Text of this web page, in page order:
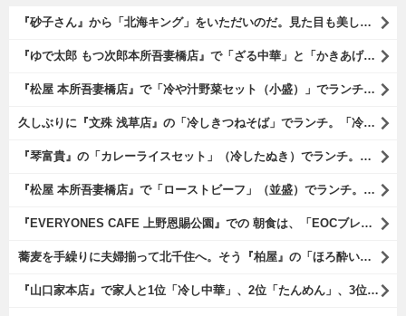
『砂子さん』から「北海キング」をいただいのだ。見た目も美しいオレンジ色の果肉。 その果肉にスプーンを入れるとしっかりとした果実が丸々とすくえるのである。 一口食べれば、それはそれはうまいに決まっているのである（笑）。（砂子さんからの贈与：ないえメロン生産組合：JA新すながわ：空知郡奈井江町）
『ゆで太郎 もつ次郎本所吾妻橋店』で「ざる中華」と「かきあげ」を食べた。これを「かきあげざる中華」と呼んでいいのだろうか。まあ、呼び方はどうあれ、勿論、うまいのだからいいのだよ（笑）。（ゆで太郎 もつ次郎本所吾妻橋店：墨田区吾妻橋3丁目）
『松屋 本所吾妻橋店』で「冷や汁野菜セット（小盛）」でランチ。「冷や汁」はご飯の上に全部掛けてやるのだよ。 後はぐちゃぐちゃにして『噛むという行為は殆ど無く、ズスーッと飲み込むように食べるのである』な。 勿論、うまかったのだよ（笑）。（松屋 本所吾妻橋店：墨田区吾妻橋三）
久しぶりに『文殊 浅草店』の「冷しきつねそば」でランチ。「冷しきつめそば」のうまさは甘さである。 あたしは思い出していたのだ。この甘さのせいで「きつねそば」を敬遠していたのか、と。 でも、うまかったのだよ（笑）。（文殊 浅草店：浅草一丁目：浅草地下街）
『琴富貴』の「カレーライスセット」（冷したぬき）でランチ。所謂「蕎麦屋のカレー」と『琴富貴』の夏の定番「冷したぬき」である。勿論、これはダブルでうまいのだよ（笑）。（琴富貴：墨田区吾妻橋1）
『松屋 本所吾妻橋店』で「ローストビーフ」（並盛）でランチ。「ローストビーフ」は2つのソースが掛かっている。オリジナルソースとレフォールソースだ。 はたしていかなるものなのかと期待しながら待てば、それは確りとうまかったのだよ（笑）。（松屋 本所吾妻橋店：墨田区吾妻橋三）
『EVERYONES CAFE 上野恩賜公園』での 朝食は、「EOCブレックファーストプレート」とセットで「アイスカフェラテ」をもらい、それから家人が「東京たまごを使ったパンケーキ キャラメルナッツ（2枚）」を頼んでみた。どれもがハイカラにうまいのだよ（笑）。（EVERYONES CAFE 上野恩賜公園：上野公園）
蕎麦を手繰りに夫婦揃って北千住へ。そう『柏屋』の「ほろ酔いセット」で一杯やったのだよ。ここは二駅離れた場所だけど、あたしの『街的』のようにくつろげる処だ。勿論、うまかったのだよ（笑）。（きそば 柏屋：足立区千住）
『山口家本店』で家人と1位「冷し中華」、2位「たんめん」、3位「かき氷」の順番通りのオーダーでランチ。なんの変哲もないものがうまいのは、当たり前だのクラッカーなのだと云爾（笑）。（山口家本店：千束通り商店街：浅草五丁目）